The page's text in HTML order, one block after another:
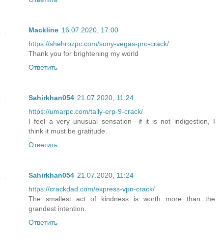
Mackline 16.07.2020, 17:00
https://shehrozpc.com/sony-vegas-pro-crack/
Thank you for brightening my world
Ответить
Sahirkhan054 21.07.2020, 11:24
https://umarpc.com/tally-erp-9-crack/
I feel a very unusual sensation—if it is not indigestion, I
think it must be gratitude.
Ответить
Sahirkhan054 21.07.2020, 11:24
https://crackdad.com/express-vpn-crack/
The smallest act of kindness is worth more than the
grandest intention.
Ответить